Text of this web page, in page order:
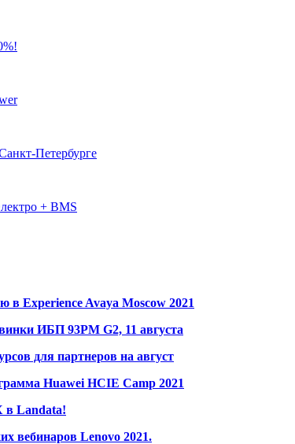
Петербурге
+ BMS
в Experience Avaya Moscow 2021
ИБП 93PM G2, 11 августа
для партнеров на август
Huawei HCIE Camp 2021
в Landata!
вебинаров Lenovo 2021.